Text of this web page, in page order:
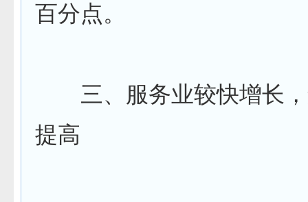
百分点。
三、服务业较快增长，
提高